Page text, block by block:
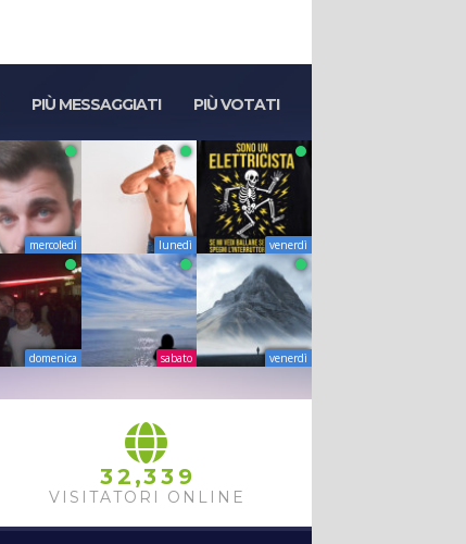
PIÙ MESSAGGIATI PIÙ VOTATI
mercoledì lunedì venerdì
domenica sabato venerdì
32 ,33 9
VISITATORI ONLINE